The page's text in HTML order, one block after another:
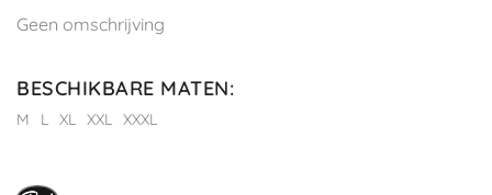
Geen omschrijving
BESCHIKBARE MATEN:
M L XL XXL XXXL